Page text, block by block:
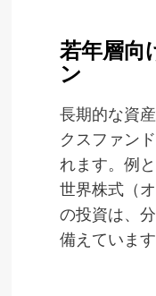
若年層向
ン
長期的な資
クスファン
れます。例
世界株式（
の投資は、
備えています